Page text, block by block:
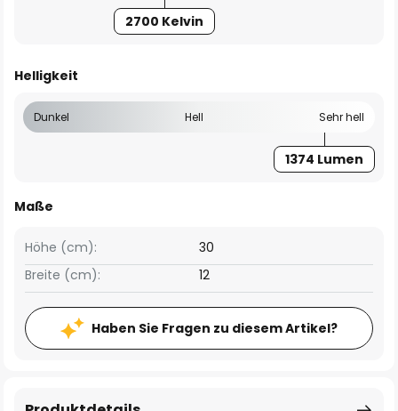
2700 Kelvin
Helligkeit
Dunkel Hell Sehr hell
1374 Lumen
Maße
Breite (cm): 12
Höhe (cm): 30
Haben Sie Fragen zu diesem Artikel?